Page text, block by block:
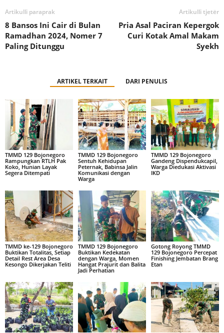
Artikulli paraprak
8 Bansos Ini Cair di Bulan
Ramadhan 2024, Nomer 7
Paling Ditunggu
Artikulli tjetër
Pria Asal Paciran Kepergok
Curi Kotak Amal Makam
Syekh
ARTIKEL TERKAIT DARI PENULIS
TMMD 129 Bojonegoro
Rampungkan RTLH Pak
Koko, Hunian Layak
Segera Ditempati
TMMD 129 Bojonegoro
Sentuh Kehidupan
Peternak, Babinsa Jalin
Komunikasi dengan
Warga
TMMD 129 Bojonegoro
Gandeng Dispendukcapil,
Warga Diedukasi Aktivasi
IKD
TMMD ke-129 Bojonegoro
Buktikan Totalitas, Setiap
Detail Rest Area Desa
Kesongo Dikerjakan Teliti
TMMD 129 Bojonegoro
Buktikan Kedekatan
dengan Warga, Momen
Hangat Prajurit dan Balita
Jadi Perhatian
Gotong Royong TMMD
129 Bojonegoro Percepat
Finishing Jembatan Brang
Etan